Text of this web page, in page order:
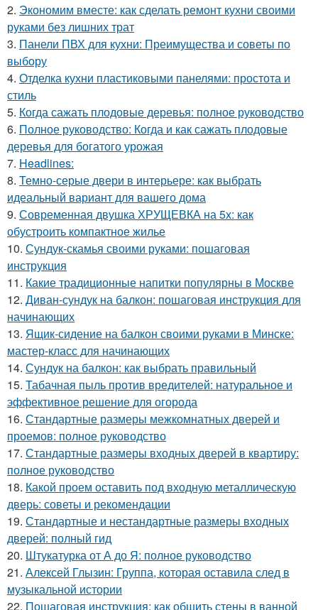
2. Экономим вместе: как сделать ремонт кухни своими
руками без лишних трат
3. Панели ПВХ для кухни: Преимущества и советы по
выбору
4. Отделка кухни пластиковыми панелями: простота и
стиль
5. Когда сажать плодовые деревья: полное руководство
6. Полное руководство: Когда и как сажать плодовые
деревья для богатого урожая
7. Headlines:
8. Темно-серые двери в интерьере: как выбрать
идеальный вариант для вашего дома
9. Современная двушка ХРУЩЕВКА на 5х: как
обустроить компактное жилье
10. Сундук-скамья своими руками: пошаговая
инструкция
11. Какие традиционные напитки популярны в Москве
12. Диван-сундук на балкон: пошаговая инструкция для
начинающих
13. Ящик-сидение на балкон своими руками в Минске:
мастер-класс для начинающих
14. Сундук на балкон: как выбрать правильный
15. Табачная пыль против вредителей: натуральное и
эффективное решение для огорода
16. Стандартные размеры межкомнатных дверей и
проемов: полное руководство
17. Стандартные размеры входных дверей в квартиру:
полное руководство
18. Какой проем оставить под входную металлическую
дверь: советы и рекомендации
19. Стандартные и нестандартные размеры входных
дверей: полный гид
20. Штукатурка от А до Я: полное руководство
21. Алексей Глызин: Группа, которая оставила след в
музыкальной истории
22. Пошаговая инструкция: как обшить стены в ванной